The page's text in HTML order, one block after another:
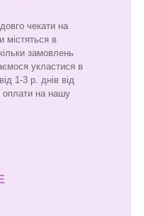
чекати на
містяться в
замовлень
укластися в
1-3 р. днів від
на нашу